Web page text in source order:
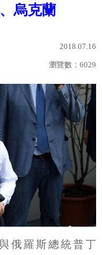
烏克蘭
2018.07.16
瀏覽數： 6029
俄羅斯總統普丁